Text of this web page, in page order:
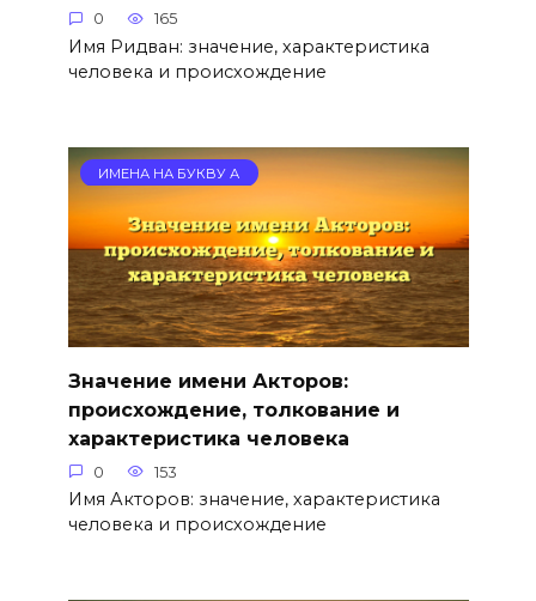
0 165
Имя Ридван: значение, характеристика
человека и происхождение
ИМЕНА НА БУКВУ А
Значение имени Акторов:
происхождение, толкование и
характеристика человека
0 153
Имя Акторов: значение, характеристика
человека и происхождение